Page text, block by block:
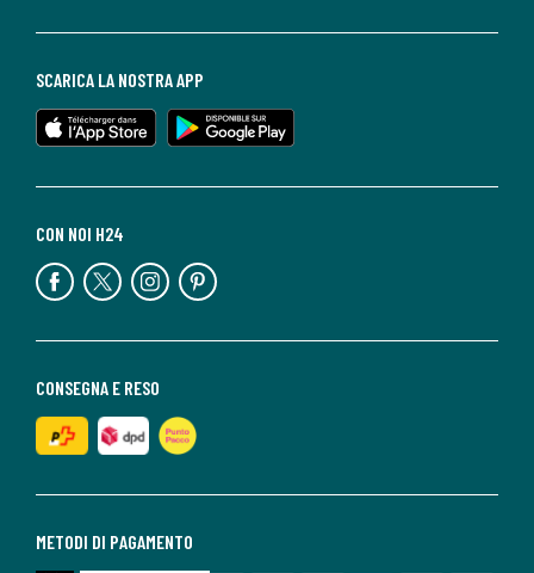
METODI DI PAGAMENTO
CONSEGNA E RESO
CON NOI H24
SCARICA LA NOSTRA APP